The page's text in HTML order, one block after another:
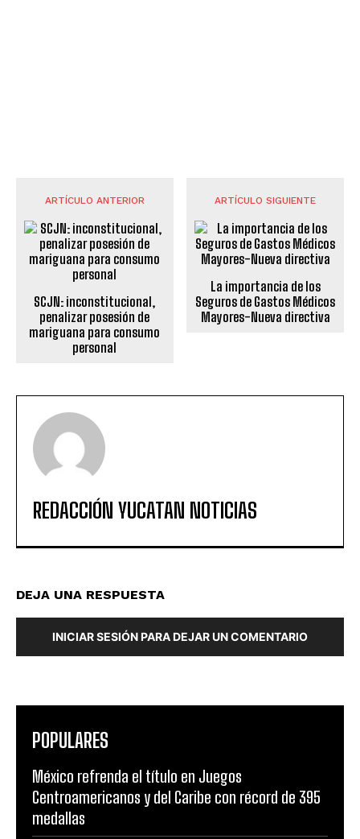
ARTÍCULO ANTERIOR
SCJN: inconstitucional,
penalizar posesión de
mariguana para consumo
personal
ARTÍCULO SIGUIENTE
La importancia de los
Seguros de Gastos Médicos
Mayores-Nueva directiva
REDACCIÓN YUCATAN NOTICIAS
DEJA UNA RESPUESTA
INICIAR SESIÓN PARA DEJAR UN COMENTARIO
POPULARES
México refrenda el título en Juegos
Centroamericanos y del Caribe con récord de 395
medallas